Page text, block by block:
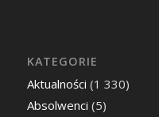
KATEGORIE
Aktualności (1 330)
Absolwenci (5)